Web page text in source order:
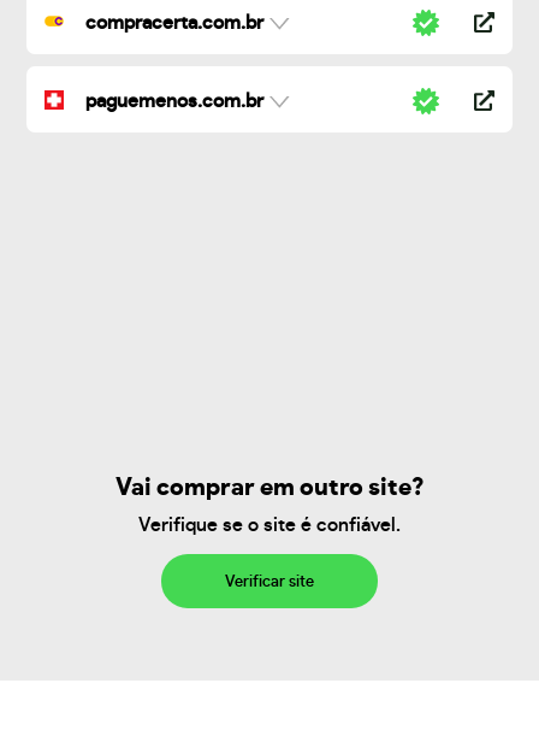
compracerta.com.br
paguemenos.com.br
Vai comprar em outro site?
Verifique se o site é confiável.
Verificar site